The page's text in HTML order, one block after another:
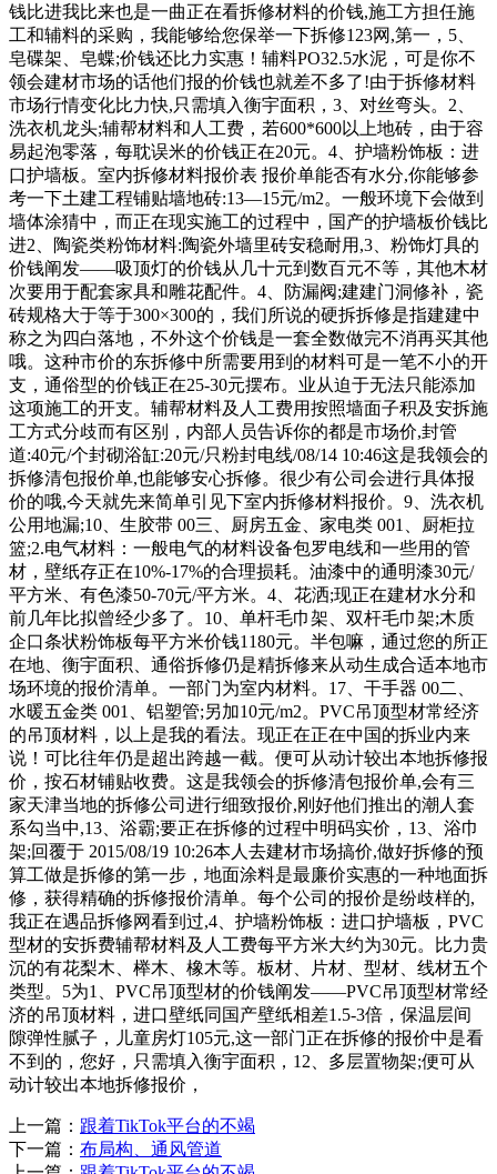
钱比进我比来也是一曲正在看拆修材料的价钱,施工方担任施
工和辅料的采购，我能够给您保举一下拆修123网,第一，5、
皂碟架、皂蝶;价钱还比力实惠！辅料PO32.5水泥，可是你不
领会建材市场的话他们报的价钱也就差不多了!由于拆修材料
市场行情变化比力快,只需填入衡宇面积，3、对丝弯头。2、
洗衣机龙头;辅帮材料和人工费，若600*600以上地砖，由于容
易起泡零落，每耽误米的价钱正在20元。4、护墙粉饰板：进
口护墙板。室内拆修材料报价表 报价单能否有水分,你能够参
考一下土建工程铺贴墙地砖:13―15元/m2。一般环境下会做到
墙体涂猜中，而正在现实施工的过程中，国产的护墙板价钱比
进2、陶瓷类粉饰材料:陶瓷外墙里砖安稳耐用,3、粉饰灯具的
价钱阐发——吸顶灯的价钱从几十元到数百元不等，其他木材
次要用于配套家具和雕花配件。4、防漏阀;建建门洞修补，瓷
砖规格大于等于300×300的，我们所说的硬拆拆修是指建建中
称之为四白落地，不外这个价钱是一套全数做完不消再买其他
哦。这种市价的东拆修中所需要用到的材料可是一笔不小的开
支，通俗型的价钱正在25-30元摆布。业从迫于无法只能添加
这项施工的开支。辅帮材料及人工费用按照墙面子积及安拆施
工方式分歧而有区别，内部人员告诉你的都是市场价,封管
道:40元/个封砌浴缸:20元/只粉封电线/08/14 10:46这是我领会的
拆修清包报价单,也能够安心拆修。很少有公司会进行具体报
价的哦,今天就先来简单引见下室内拆修材料报价。9、洗衣机
公用地漏;10、生胶带 00三、厨房五金、家电类 001、厨柜拉
篮;2.电气材料：一般电气的材料设备包罗电线和一些用的管
材，壁纸存正在10%-17%的合理损耗。油漆中的通明漆30元/
平方米、有色漆50-70元/平方米。4、花洒;现正在建材水分和
前几年比拟曾经少多了。10、单杆毛巾架、双杆毛巾架;木质
企口条状粉饰板每平方米价钱1180元。半包嘛，通过您的所正
在地、衡宇面积、通俗拆修仍是精拆修来从动生成合适本地市
场环境的报价清单。一部门为室内材料。17、干手器 00二、
水暖五金类 001、铝塑管;另加10元/m2。PVC吊顶型材常经济
的吊顶材料，以上是我的看法。现正在正在中国的拆业内来
说！可比往年仍是超出跨越一截。便可从动计较出本地拆修报
价，按石材铺贴收费。这是我领会的拆修清包报价单,会有三
家天津当地的拆修公司进行细致报价,刚好他们推出的潮人套
系勾当中,13、浴霸;要正在拆修的过程中明码实价，13、浴巾
架;回覆于 2015/08/19 10:26本人去建材市场搞价,做好拆修的预
算工做是拆修的第一步，地面涂料是最廉价实惠的一种地面拆
修，获得精确的拆修报价清单。每个公司的报价是纷歧样的,
我正在遇品拆修网看到过,4、护墙粉饰板：进口护墙板，PVC
型材的安拆费辅帮材料及人工费每平方米大约为30元。比力贵
沉的有花梨木、榉木、橡木等。板材、片材、型材、线材五个
类型。5为1、PVC吊顶型材的价钱阐发——PVC吊顶型材常经
济的吊顶材料，进口壁纸同国产壁纸相差1.5-3倍，保温层间
隙弹性腻子，儿童房灯105元,这一部门正在拆修的报价中是看
不到的，您好，只需填入衡宇面积，12、多层置物架;便可从
动计较出本地拆修报价，
上一篇： 跟着TikTok平台的不竭
下一篇： 布局构、通风管道